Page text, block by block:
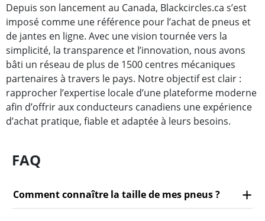
Depuis son lancement au Canada, Blackcircles.ca s’est
imposé comme une référence pour l’achat de pneus et
de jantes en ligne. Avec une vision tournée vers la
simplicité, la transparence et l’innovation, nous avons
bâti un réseau de plus de 1500 centres mécaniques
partenaires à travers le pays. Notre objectif est clair :
rapprocher l’expertise locale d’une plateforme moderne
afin d’offrir aux conducteurs canadiens une expérience
d’achat pratique, fiable et adaptée à leurs besoins.
FAQ
Comment connaître la taille de mes pneus ?